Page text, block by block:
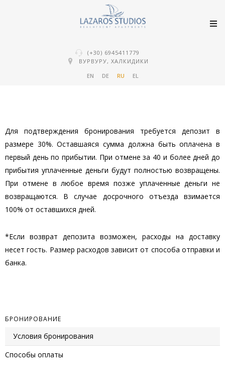
EN DE RU EL
(+30) 6945411779
ВУРВУРУ, ХАЛКИДИКИ
Для подтверждения бронирования требуется депозит в
размере 30%. Оставшаяся сумма должна быть оплачена в
первый день по прибытии. При отмене за 40 и более дней до
прибытия уплаченные деньги будут полностью возвращены.
При отмене в любое время позже уплаченные деньги не
возвращаются.
В случае досрочного отъезда взимается
100% от оставшихся дней.
*Если возврат депозита возможен, расходы на доставку
несет гость. Размер расходов зависит от способа отправки и
банка.
БРОНИРОВАНИЕ
Условия бронирования
Способы оплаты